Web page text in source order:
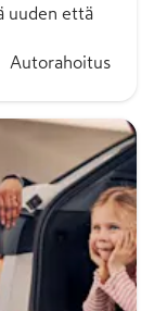
uuden että
Autorahoitus